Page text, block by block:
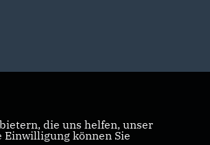
die uns helfen, unser
können Sie